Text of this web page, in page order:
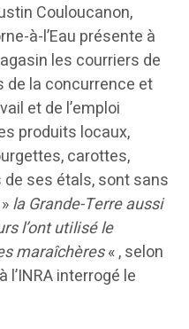
Couloucanon,
à-l’Eau présente à
les courriers de
de la concurrence et
et de l’emploi
produits locaux,
carottes,
ses étals, sont sans
la Grande-Terre aussi
l’ont utilisé le
maraîchères« , selon
l’INRA interrogé le